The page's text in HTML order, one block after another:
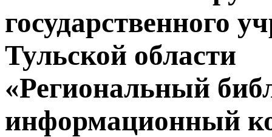
государственного
Тульской области
«Региональный
информационный